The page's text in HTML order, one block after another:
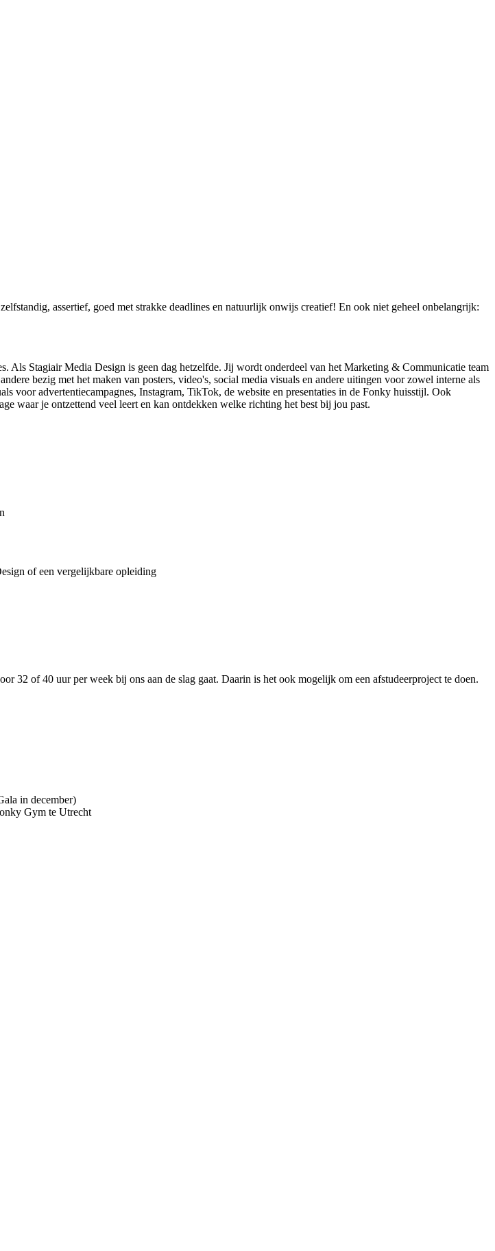
assertief, goed met strakke deadlines en natuurlijk onwijs creatief! En ook niet geheel onbelangrijk:
Stagiair Media Design is geen dag hetzelfde. Jij wordt onderdeel van het Marketing & Communicatie team
bezig met het maken van posters, video's, social media visuals en andere uitingen voor zowel interne als
voor advertentiecampagnes, Instagram, TikTok, de website en presentaties in de Fonky huisstijl. Ook
waar je ontzettend veel leert en kan ontdekken welke richting het best bij jou past.
of een vergelijkbare opleiding
32 of 40 uur per week bij ons aan de slag gaat. Daarin is het ook mogelijk om een afstudeerproject te doen.
in december)
Gym te Utrecht